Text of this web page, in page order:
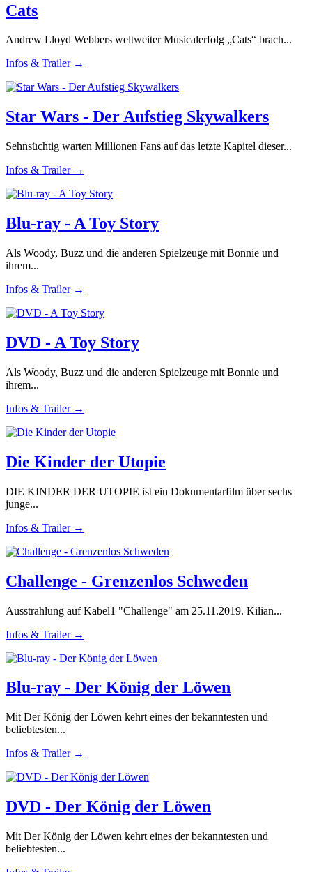
Cats
Andrew Lloyd Webbers weltweiter Musicalerfolg „Cats“ brach...
Infos & Trailer →
Star Wars - Der Aufstieg Skywalkers
Sehnsüchtig warten Millionen Fans auf das letzte Kapitel dieser...
Infos & Trailer →
Blu-ray - A Toy Story
Als Woody, Buzz und die anderen Spielzeuge mit Bonnie und
ihrem...
Infos & Trailer →
DVD - A Toy Story
Als Woody, Buzz und die anderen Spielzeuge mit Bonnie und
ihrem...
Infos & Trailer →
Die Kinder der Utopie
DIE KINDER DER UTOPIE ist ein Dokumentarfilm über sechs
junge...
Infos & Trailer →
Challenge - Grenzenlos Schweden
Ausstrahlung auf Kabel1 "Challenge" am 25.11.2019. Kilian...
Infos & Trailer →
Blu-ray - Der König der Löwen
Mit Der König der Löwen kehrt eines der bekanntesten und
beliebtesten...
Infos & Trailer →
DVD - Der König der Löwen
Mit Der König der Löwen kehrt eines der bekanntesten und
beliebtesten...